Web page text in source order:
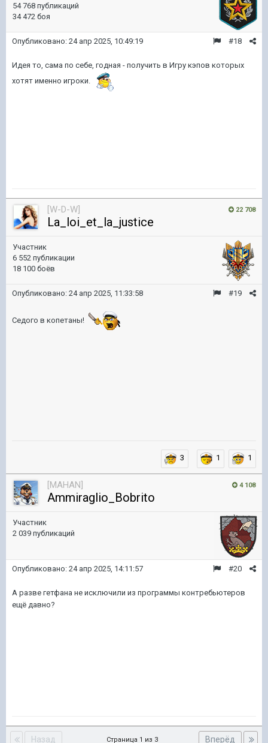
54 768 публикаций
34 472 боя
#18
Опубликовано: 24 апр 2025, 10:49:19
Идея то, сама по себе, годная - получить в Игру кэпов которых
хотят именно игроки.
22 708
[W-D-W]
La_loi_et_la_justice
Участник
6 552 публикации
18 100 боёв
#19
Опубликовано: 24 апр 2025, 11:33:58
Седого в копетаны!
3 1 1
4 108
[MAHAN]
Ammiraglio_Bobrito
Участник
2 039 публикаций
#20
Опубликовано: 24 апр 2025, 14:11:57
А разве гетфана не исключили из программы контребьютеров
ещё давно?
Назад Вперёд
Страница 1 из 3